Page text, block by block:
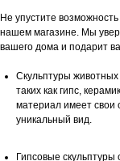
Не упустите
нашем магазине. Мы
вашего дома и подарит
Скульптуры
таких как гипс,
материал имеет свои
уникальный вид.
Гипсовые